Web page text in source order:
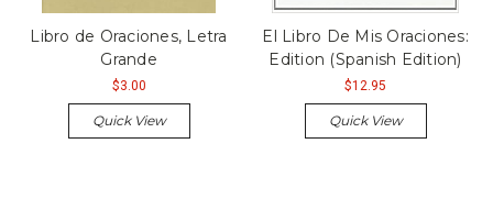
Libro de Oraciones, Letra
Grande
$3.00
Quick View
El Libro De Mis Oraciones:
Edition (Spanish Edition)
$12.95
Quick View